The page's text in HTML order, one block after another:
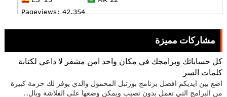
مشاركات مميزة
كل حساباتك وبرامجك في مكان واحد امن مشفر لا داعي لكتابة
كلمات السر.
اضع بين ايديكم افضل برنامج بورتبل المحمول والذي يوفر لك حزمة كبيرة
من البرامج التي تعمل بدون تصيب ويمكن وضعها على الفلاشة وبال...